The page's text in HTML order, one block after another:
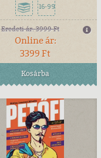
16-99
Eredeti ár:3999 Ft
Online ár:
3399 Ft
Kosárba